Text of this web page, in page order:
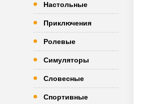
Настольные
Приключения
Ролевые
Симуляторы
Словесные
Спортивные